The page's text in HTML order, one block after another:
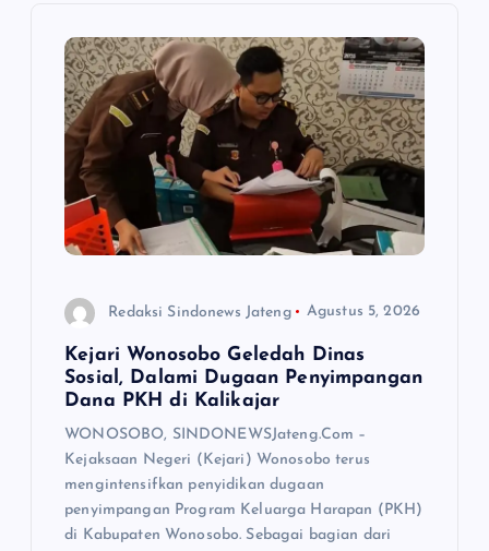
Redaksi Sindonews Jateng Agustus 5, 2026
Kejari Wonosobo Geledah Dinas
Sosial, Dalami Dugaan Penyimpangan
Dana PKH di Kalikajar
WONOSOBO, SINDONEWSJateng.Com –
Kejaksaan Negeri (Kejari) Wonosobo terus
mengintensifkan penyidikan dugaan
penyimpangan Program Keluarga Harapan (PKH)
di Kabupaten Wonosobo. Sebagai bagian dari